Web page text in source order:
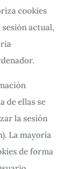
cookies
actual,
de ellas se
la sesión
La mayoría
de forma